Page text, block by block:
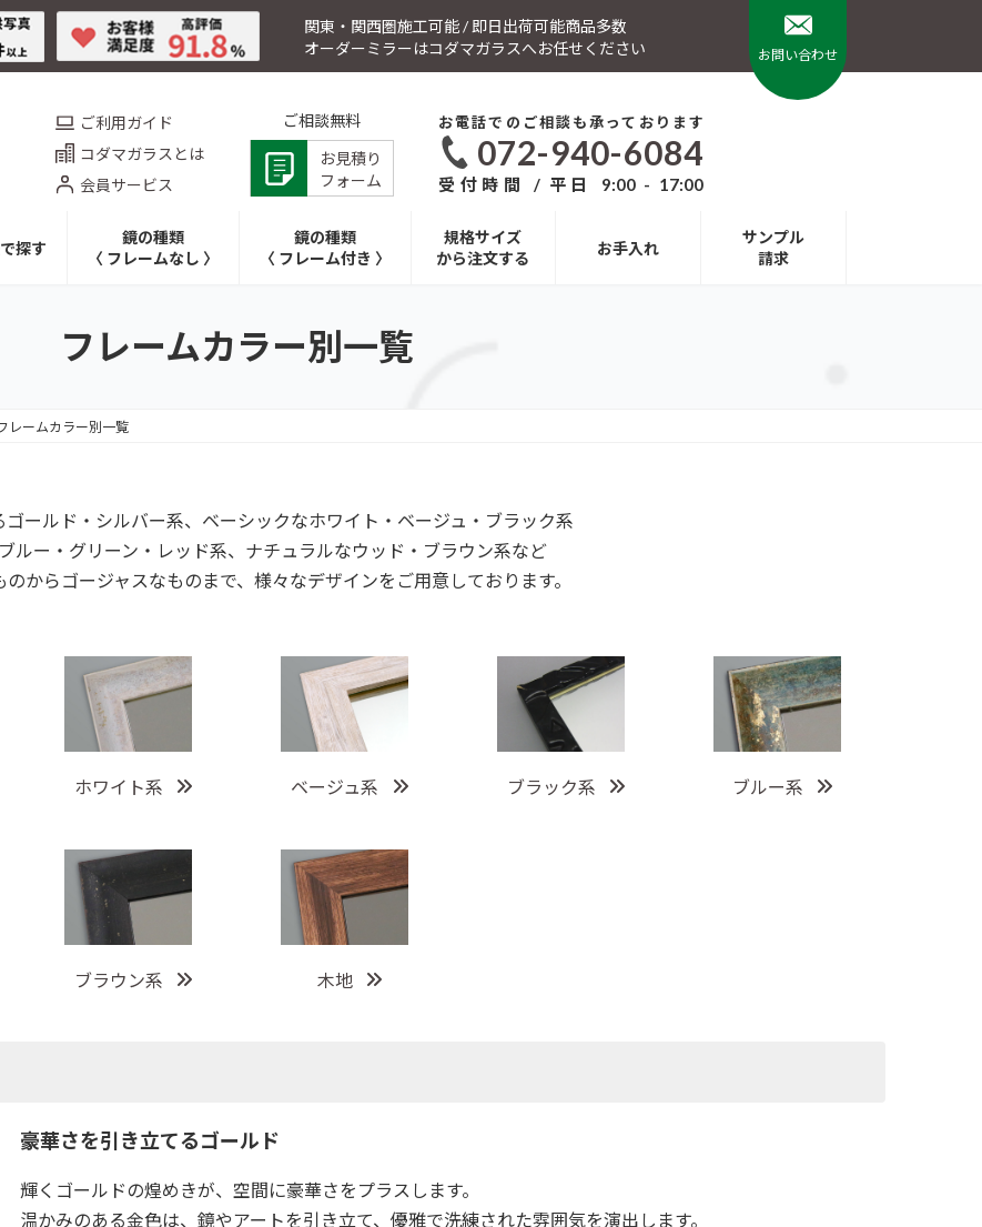
関東・関西圏施工可能 / 即日出荷可能商品多数
オーダーミラーはコダマガラスへお任せください
お問い合わせ
ご利用ガイド
コダマガラスとは
会員サービス
ご相談無料
お見積り
フォーム
お電話でのご相談も承っております
072-940-6084
受付時間 / 平日 9:00 - 17:00
探す
鏡の種類
〈 フレームなし 〉
鏡の種類
〈 フレーム付き 〉
規格サイズ
から注文する
お手入れ
サンプル
請求
フレームカラー別一覧
レームカラー別一覧
ゴールド・シルバー系、ベーシックなホワイト・ベージュ・ブラック系
ルー・グリーン・レッド系、ナチュラルなウッド・ブラウン系など
のからゴージャスなものまで、様々なデザインをご用意しております。
ホワイト系 ベージュ系 ブラック系 ブルー系
ブラウン系 木地
豪華さを引き立てるゴールド
輝くゴールドの煌めきが、空間に豪華さをプラスします。
温かみのある金色は、鏡やアートを引き立て、優雅で洗練された雰囲気を演出します。